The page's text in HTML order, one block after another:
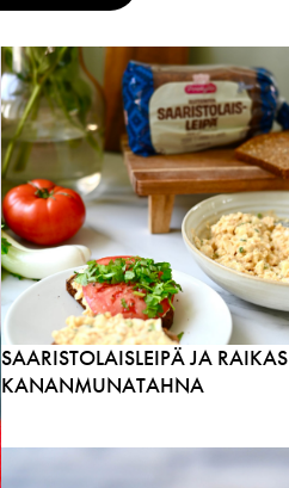
SAARISTOLAISLEIPÄ JA RAIKAS
KANANMUNATAHNA